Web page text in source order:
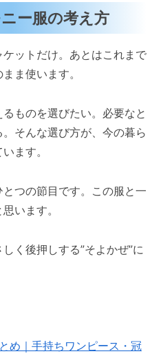
ー服の考え方
ットだけ。あとはこれまで
ま使います。
ものを選びたい。必要なと
そんな選び方が、今の暮ら
ます。
つの節目です。この服と一
います。
く後押しする”そよかぜ”に
め｜手持ちワンピース・冠